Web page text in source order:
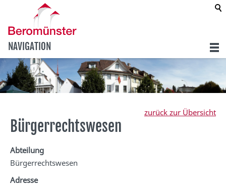
NAVIGATION
zurück zur Übersicht
Bürgerrechtswesen
Abteilung
Bürgerrechtswesen
Adresse